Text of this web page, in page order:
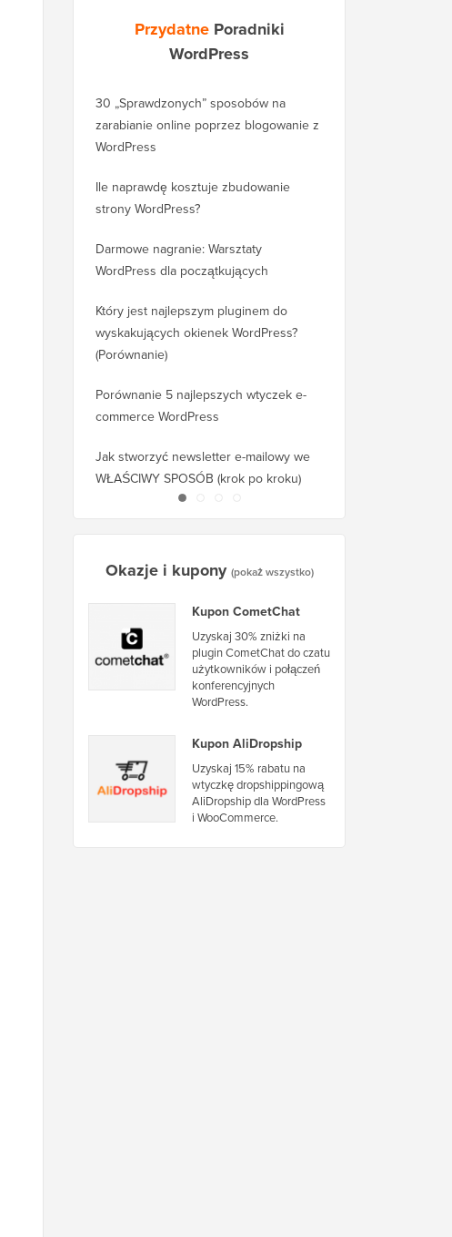
Przydatne Poradniki
WordPress
30 „Sprawdzonych” sposobów na
zarabianie online poprzez blogowanie z
WordPress
Ile naprawdę kosztuje zbudowanie
strony WordPress?
Darmowe nagranie: Warsztaty
WordPress dla początkujących
Który jest najlepszym pluginem do
wyskakujących okienek WordPress?
(Porównanie)
Porównanie 5 najlepszych wtyczek e-
commerce WordPress
Jak stworzyć newsletter e-mailowy we
WŁAŚCIWY SPOSÓB (krok po kroku)
Okazje i kupony (pokaż wszystko)
Kupon CometChat
Uzyskaj 30% zniżki na
plugin CometChat do czatu
użytkowników i połączeń
konferencyjnych
WordPress.
Kupon AliDropship
Uzyskaj 15% rabatu na
wtyczkę dropshippingową
AliDropship dla WordPress
i WooCommerce.